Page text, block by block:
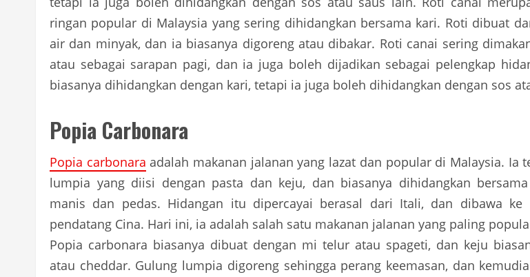
ringan popular di Malaysia yang sering dihidangkan bersama kari. Roti dibuat
air dan minyak, dan ia biasanya digoreng atau dibakar. Roti canai sering
atau sebagai sarapan pagi, dan ia juga boleh dijadikan sebagai pelengkap
biasanya dihidangkan dengan kari, tetapi ia juga boleh dihidangkan dengan sos
Popia Carbonara
Popia carbonara adalah makanan jalanan yang lazat dan popular di Malaysia. Ia
lumpia yang diisi dengan pasta dan keju, dan biasanya dihidangkan
manis dan pedas. Hidangan itu dipercayai berasal dari Itali, dan dibawa ke
pendatang Cina. Hari ini, ia adalah salah satu makanan jalanan yang paling
Popia carbonara biasanya dibuat dengan mi telur atau spageti, dan keju
atau cheddar. Gulung lumpia digoreng sehingga perang keemasan, dan